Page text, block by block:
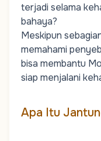
terjadi selama
bahaya?
Meskipun
memahami
bisa membantu
siap menjalani
Apa Itu